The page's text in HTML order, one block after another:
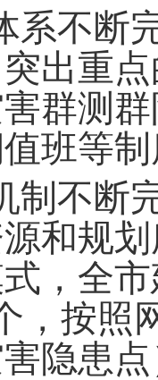
系不断
出重
害群测
班等
制不断
和规
，全
，按照
隐患